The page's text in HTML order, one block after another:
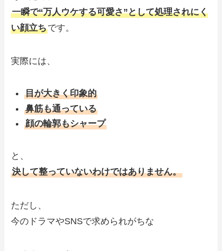
一瞬で“万人ウケする可愛さ”として処理されにく
い顔立ちです。
実際には、
目が大きく印象的
鼻筋も通っている
顔の輪郭もシャープ
と、
決して整っていないわけではありません。
ただし、
今のドラマやSNSで求められがちな